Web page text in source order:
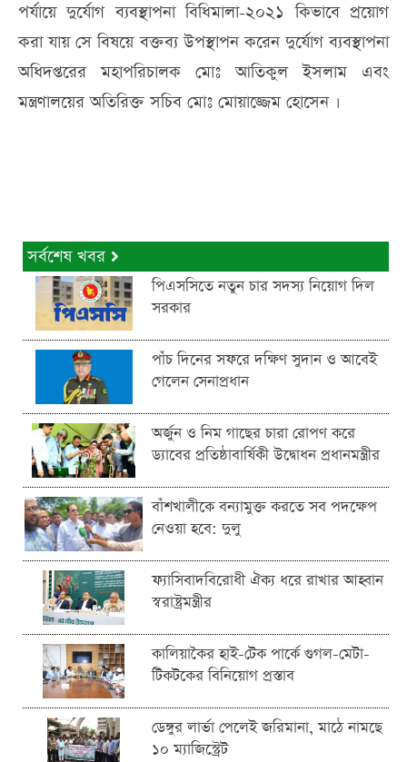
পর্যায়ে দুর্যোগ ব্যবস্থাপনা বিধিমালা-২০২১ কিভাবে প্রয়োগ
করা যায় সে বিষয়ে বক্তব্য উপস্থাপন করেন দুর্যোগ ব্যবস্থাপনা
অধিদপ্তরের মহাপরিচালক মোঃ আতিকুল ইসলাম এবং
মন্ত্রণালয়ের অতিরিক্ত সচিব মোঃ মোয়াজ্জেম হোসেন ।
সর্বশেষ খবর
পিএসসিতে নতুন চার সদস্য নিয়োগ দিল
সরকার
পাঁচ দিনের সফরে দক্ষিণ সুদান ও আবেই
গেলেন সেনাপ্রধান
অর্জুন ও নিম গাছের চারা রোপণ করে
ড্যাবের প্রতিষ্ঠাবার্ষিকী উদ্বোধন প্রধানমন্ত্রীর
বাঁশখালীকে বন্যামুক্ত করতে সব পদক্ষেপ
নেওয়া হবে: দুলু
ফ্যাসিবাদবিরোধী ঐক্য ধরে রাখার আহ্বান
স্বরাষ্ট্রমন্ত্রীর
কালিয়াকৈর হাই-টেক পার্কে গুগল-মেটা-
টিকটকের বিনিয়োগ প্রস্তাব
ডেঙ্গুর লার্ভা পেলেই জরিমানা, মাঠে নামছে
১০ ম্যাজিস্ট্রেট